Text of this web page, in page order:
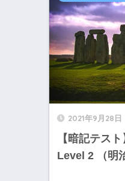
2021年9月28日
【暗記テス
Level 2 （明